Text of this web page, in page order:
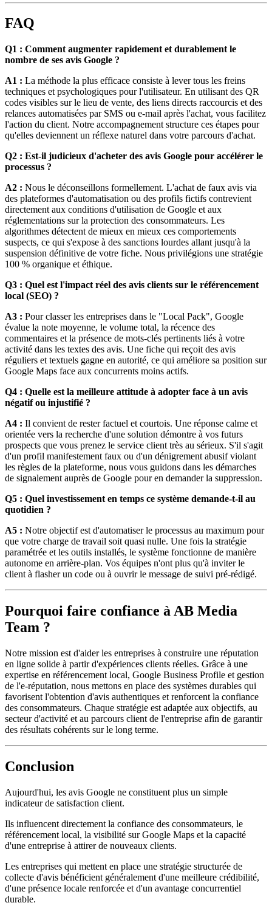
FAQ
Q1 : Comment augmenter rapidement et durablement le
nombre de ses avis Google ?
A1 : La méthode la plus efficace consiste à lever tous les freins
techniques et psychologiques pour l'utilisateur. En utilisant des QR
codes visibles sur le lieu de vente, des liens directs raccourcis et des
relances automatisées par SMS ou e-mail après l'achat, vous facilitez
l'action du client. Notre accompagnement structure ces étapes pour
qu'elles deviennent un réflexe naturel dans votre parcours d'achat.
Q2 : Est-il judicieux d'acheter des avis Google pour accélérer le
processus ?
A2 : Nous le déconseillons formellement. L'achat de faux avis via
des plateformes d'automatisation ou des profils fictifs contrevient
directement aux conditions d'utilisation de Google et aux
réglementations sur la protection des consommateurs. Les
algorithmes détectent de mieux en mieux ces comportements
suspects, ce qui s'expose à des sanctions lourdes allant jusqu'à la
suspension définitive de votre fiche. Nous privilégions une stratégie
100 % organique et éthique.
Q3 : Quel est l'impact réel des avis clients sur le référencement
local (SEO) ?
A3 : Pour classer les entreprises dans le "Local Pack", Google
évalue la note moyenne, le volume total, la récence des
commentaires et la présence de mots-clés pertinents liés à votre
activité dans les textes des avis. Une fiche qui reçoit des avis
réguliers et textuels gagne en autorité, ce qui améliore sa position sur
Google Maps face aux concurrents moins actifs.
Q4 : Quelle est la meilleure attitude à adopter face à un avis
négatif ou injustifié ?
A4 : Il convient de rester factuel et courtois. Une réponse calme et
orientée vers la recherche d'une solution démontre à vos futurs
prospects que vous prenez le service client très au sérieux. S'il s'agit
d'un profil manifestement faux ou d'un dénigrement abusif violant
les règles de la plateforme, nous vous guidons dans les démarches
de signalement auprès de Google pour en demander la suppression.
Q5 : Quel investissement en temps ce système demande-t-il au
quotidien ?
A5 : Notre objectif est d'automatiser le processus au maximum pour
que votre charge de travail soit quasi nulle. Une fois la stratégie
paramétrée et les outils installés, le système fonctionne de manière
autonome en arrière-plan. Vos équipes n'ont plus qu'à inviter le
client à flasher un code ou à ouvrir le message de suivi pré-rédigé.
Pourquoi faire confiance à AB Media
Team ?
Notre mission est d'aider les entreprises à construire une réputation
en ligne solide à partir d'expériences clients réelles. Grâce à une
expertise en référencement local, Google Business Profile et gestion
de l'e-réputation, nous mettons en place des systèmes durables qui
favorisent l'obtention d'avis authentiques et renforcent la confiance
des consommateurs. Chaque stratégie est adaptée aux objectifs, au
secteur d'activité et au parcours client de l'entreprise afin de garantir
des résultats cohérents sur le long terme.
Conclusion
Aujourd'hui, les avis Google ne constituent plus un simple
indicateur de satisfaction client.
Ils influencent directement la confiance des consommateurs, le
référencement local, la visibilité sur Google Maps et la capacité
d'une entreprise à attirer de nouveaux clients.
Les entreprises qui mettent en place une stratégie structurée de
collecte d'avis bénéficient généralement d'une meilleure crédibilité,
d'une présence locale renforcée et d'un avantage concurrentiel
durable.